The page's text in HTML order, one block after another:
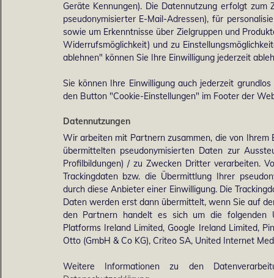
Geräte Kennungen). Die Datennutzung erfolgt
pseudonymisierter E-Mail-Adressen), für
sowie um Erkenntnisse über Zielgruppen und
Widerrufsmöglichkeit) und zu
ablehnen" können Sie Ihre Einwilligung jederzeit
Sie können Ihre Einwilligung auch jederzeit
den Button "Cookie-Einstellungen" im Footer der
Datennutzungen
Wir arbeiten mit Partnern zusammen, die von Ihrem
übermittelten pseudonymisierten Daten zur
Profilbildungen) / zu Zwecken Dritter verarbeiten.
Trackingdaten bzw. die Übermittlung Ihrer
durch diese Anbieter einer Einwilligung. Die
Daten werden erst dann übermittelt, wenn Sie auf
den Partnern handelt es sich um die folgenden
Platforms Ireland Limited, Google Ireland Limited,
Otto (GmbH & Co KG), Criteo SA, United Internet
Weitere Informationen zu den